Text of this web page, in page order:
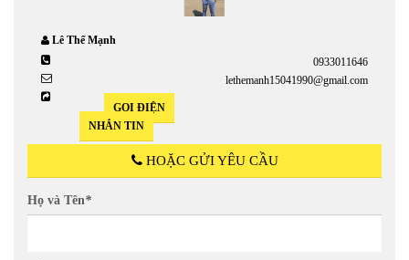
Lê Thế Mạnh
0933011646
lethemanh15041990@gmail.com
GỌI ĐIỆN
NHẮN TIN
HOẶC GỬI YÊU CẦU
Họ và Tên*